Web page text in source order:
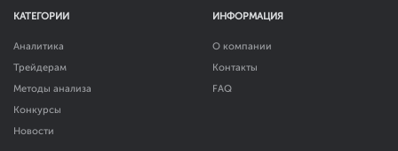
КАТЕГОРИИ
Аналитика
Трейдерам
Методы анализа
Конкурсы
Новости
ИНФОРМАЦИЯ
О компании
Контакты
FAQ